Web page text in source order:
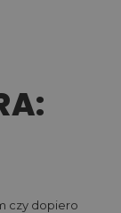
czy dopiero